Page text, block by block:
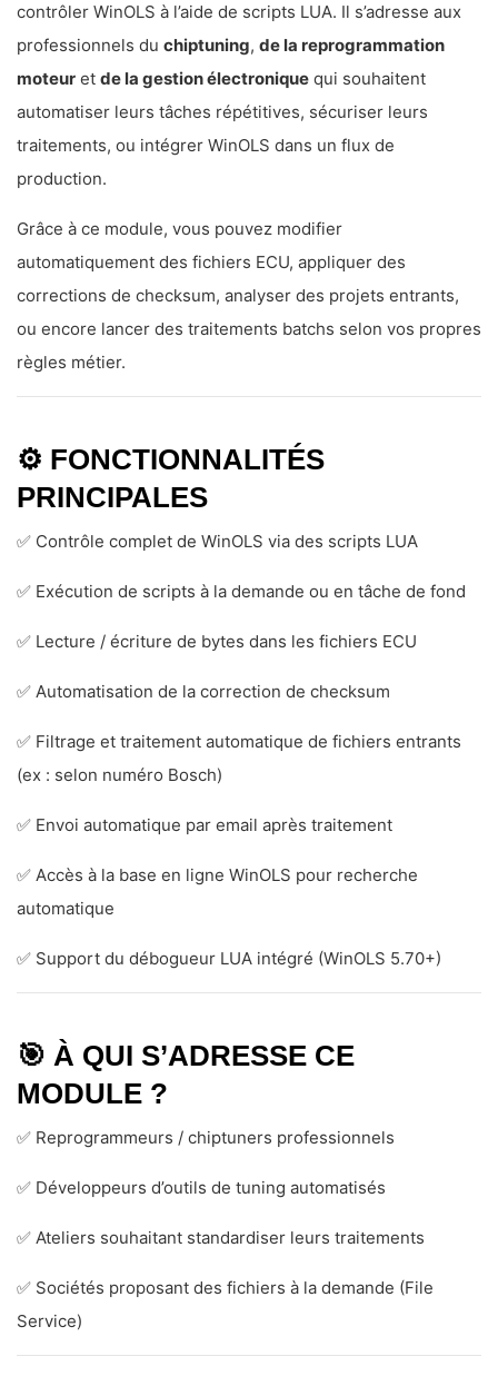
contrôler WinOLS à l’aide de scripts LUA. Il s’adresse aux
professionnels du chiptuning, de la reprogrammation
moteur et de la gestion électronique qui souhaitent
automatiser leurs tâches répétitives, sécuriser leurs
traitements, ou intégrer WinOLS dans un flux de
production.
Grâce à ce module, vous pouvez modifier
automatiquement des fichiers ECU, appliquer des
corrections de checksum, analyser des projets entrants,
ou encore lancer des traitements batchs selon vos propres
règles métier.
⚙️ FONCTIONNALITÉS
PRINCIPALES
✅ Contrôle complet de WinOLS via des scripts LUA
✅ Exécution de scripts à la demande ou en tâche de fond
✅ Lecture / écriture de bytes dans les fichiers ECU
✅ Automatisation de la correction de checksum
✅ Filtrage et traitement automatique de fichiers entrants
(ex : selon numéro Bosch)
✅ Envoi automatique par email après traitement
✅ Accès à la base en ligne WinOLS pour recherche
automatique
✅ Support du débogueur LUA intégré (WinOLS 5.70+)
🎯 À QUI S’ADRESSE CE
MODULE ?
✅ Reprogrammeurs / chiptuners professionnels
✅ Développeurs d’outils de tuning automatisés
✅ Ateliers souhaitant standardiser leurs traitements
✅ Sociétés proposant des fichiers à la demande (File
Service)